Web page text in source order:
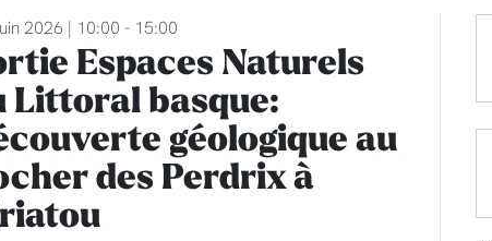
2026 | 10:00 - 15:00
Espaces Naturels
Littoral basque:
géologique au
des Perdrix à